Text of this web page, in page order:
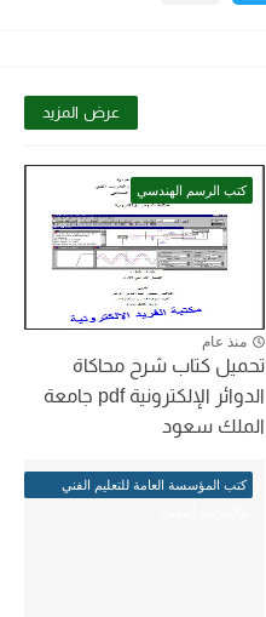
عرض المزيد
كتب الرسم الهندسي
منذ عام
تحميل كتاب شرح محاكاة
الدوائر الإلكترونية pdf جامعة
الملك سعود
كتب المؤسسة العامة للتعليم الفني